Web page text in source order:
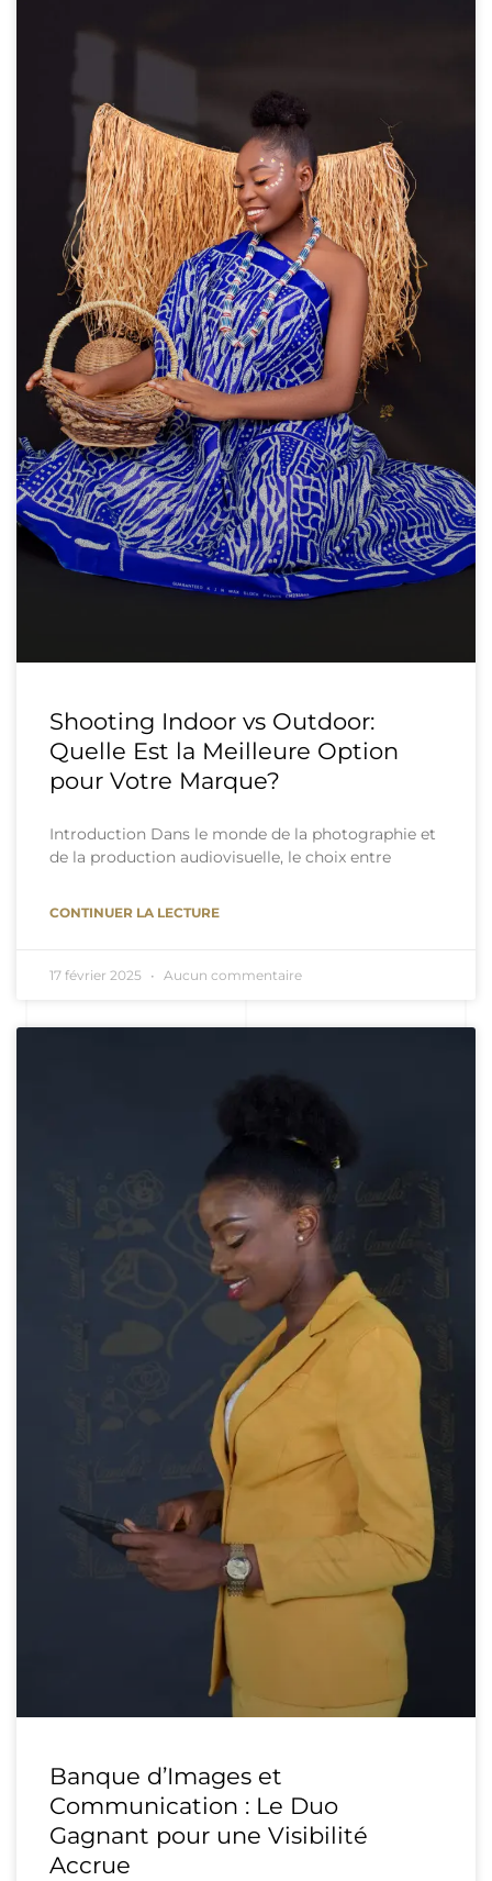
Shooting Indoor vs Outdoor:
Quelle Est la Meilleure Option
pour Votre Marque?
Introduction Dans le monde de la photographie et
de la production audiovisuelle, le choix entre
CONTINUER LA LECTURE
17 février 2025 Aucun commentaire
Banque d’Images et
Communication : Le Duo
Gagnant pour une Visibilité
Accrue